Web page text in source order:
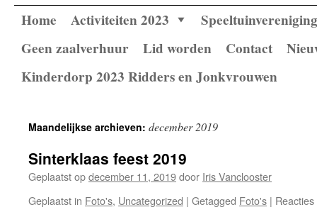
Spring
naar
inhoud
Home Activiteiten 2023
Geen zaalverhuur
Lid worden Contact
Kinderdorp 2023 Ridders en Jonkvrouwen
Maandelijkse archieven: december 2019
Sinterklaas feest 2019
Geplaatst opdecember 11, 2019door Iris Vanclooster
Geplaatst in Foto's, Uncategorized | Getagged Foto's |